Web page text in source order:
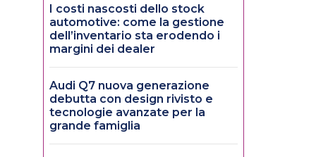
I costi nascosti dello stock
automotive: come la gestione
dell’inventario sta erodendo i
margini dei dealer
Audi Q7 nuova generazione
debutta con design rivisto e
tecnologie avanzate per la
grande famiglia